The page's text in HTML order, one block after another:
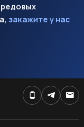
закажите у нас